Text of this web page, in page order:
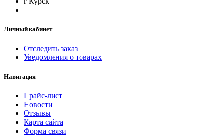
Личный кабинет
Отследить заказ
Уведомления о товарах
Навигация
Прайс-лист
Новости
Отзывы
Карта сайта
Форма связи